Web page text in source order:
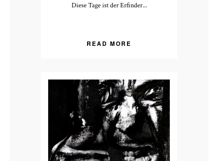
Diese Tage ist der Erfinder...
READ MORE